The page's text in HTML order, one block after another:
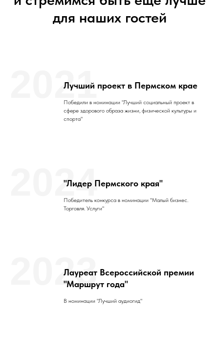
для наших гостей
Лучший проект в Пермском крае
Победили в номинации "Лучший социальный проект в
сфере здорового образа жизни, физической культуры и
спорта"
2021
"Лидер Пермского края"
Победитель конкурса в номинации "Малый бизнес.
Торговля. Услуги"
2024
Лауреат Всероссийской премии
"Маршрут года"
В номинации "Лучший аудиогид"
2023